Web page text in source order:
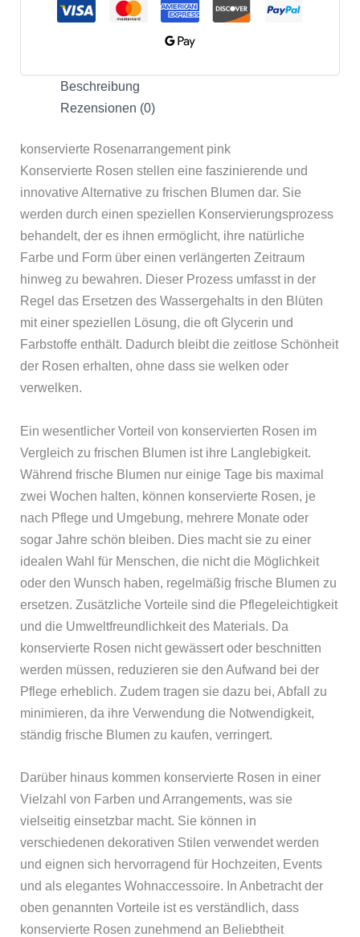
Beschreibung
Rezensionen (0)
konservierte Rosenarrangement pink
Konservierte Rosen stellen eine faszinierende und
innovative Alternative zu frischen Blumen dar. Sie
werden durch einen speziellen Konservierungsprozess
behandelt, der es ihnen ermöglicht, ihre natürliche
Farbe und Form über einen verlängerten Zeitraum
hinweg zu bewahren. Dieser Prozess umfasst in der
Regel das Ersetzen des Wassergehalts in den Blüten
mit einer speziellen Lösung, die oft Glycerin und
Farbstoffe enthält. Dadurch bleibt die zeitlose Schönheit
der Rosen erhalten, ohne dass sie welken oder
verwelken.
Ein wesentlicher Vorteil von konservierten Rosen im
Vergleich zu frischen Blumen ist ihre Langlebigkeit.
Während frische Blumen nur einige Tage bis maximal
zwei Wochen halten, können konservierte Rosen, je
nach Pflege und Umgebung, mehrere Monate oder
sogar Jahre schön bleiben. Dies macht sie zu einer
idealen Wahl für Menschen, die nicht die Möglichkeit
oder den Wunsch haben, regelmäßig frische Blumen zu
ersetzen. Zusätzliche Vorteile sind die Pflegeleichtigkeit
und die Umweltfreundlichkeit des Materials. Da
konservierte Rosen nicht gewässert oder beschnitten
werden müssen, reduzieren sie den Aufwand bei der
Pflege erheblich. Zudem tragen sie dazu bei, Abfall zu
minimieren, da ihre Verwendung die Notwendigkeit,
ständig frische Blumen zu kaufen, verringert.
Darüber hinaus kommen konservierte Rosen in einer
Vielzahl von Farben und Arrangements, was sie
vielseitig einsetzbar macht. Sie können in
verschiedenen dekorativen Stilen verwendet werden
und eignen sich hervorragend für Hochzeiten, Events
und als elegantes Wohnaccessoire. In Anbetracht der
oben genannten Vorteile ist es verständlich, dass
konservierte Rosen zunehmend an Beliebtheit